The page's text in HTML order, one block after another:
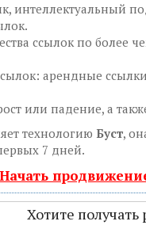
интеллектуальный
ссылок по более
арендные
или падение, а
технологию Буст,
7 дней.
Хотите